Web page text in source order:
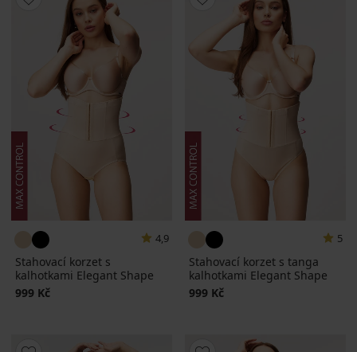
4,9
Stahovací korzet s
kalhotkami Elegant Shape
999 Kč
5
Stahovací korzet s tanga
kalhotkami Elegant Shape
999 Kč